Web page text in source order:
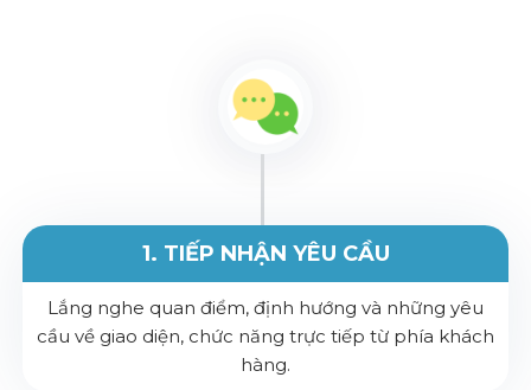
1. TIẾP NHẬN YÊU CẦU
Lắng nghe quan điểm, định hướng và những yêu
cầu về giao diện, chức năng trực tiếp từ phía khách
hàng.